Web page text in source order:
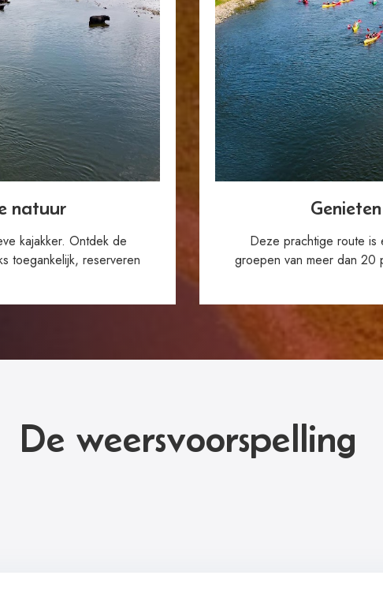
natuur
kajakker. Ontdek de
toegankelijk, reserveren
Deze prachtige route is
groepen van meer dan 20
De weersvoorspelling